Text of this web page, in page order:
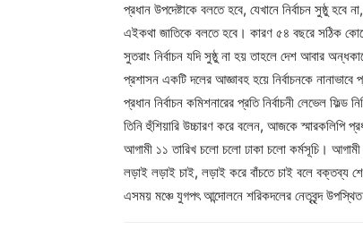
প্রধান উপদেষ্টাকে বলতে হবে, যেখানে নির্বাচন সুষ্ঠু
এইকথা জাতিকে বলতে হবে। কারণ ৫৪ বছরে সঠিক
সুতরাং নির্বাচন যদি সুষ্ঠু না হয় তাহলে দেশ আবার
প্রশাসন একটি দলের আজ্ঞাবহ হয়ে নির্বাচনকে নানাভাবে
প্রধান নির্বাচন কমিশনারের প্রতি নির্বাচনী লেভেল ফিল্ড
তিনি হুঁশিয়ারি উচ্চারণ করে বলেন, আজকে স্মারকলিপি
আগামী ১১ তারিখ চলো চলো ঢাকা চলো কর্মসূচি। আগামী
লড়াই লড়াই চাই, লড়াই করে বাঁচতে চাই বলে বক্তব্য
এসময় মঞ্চে যুগপৎ আন্দোলনে শরিকদলের নেতৃবৃন্দ